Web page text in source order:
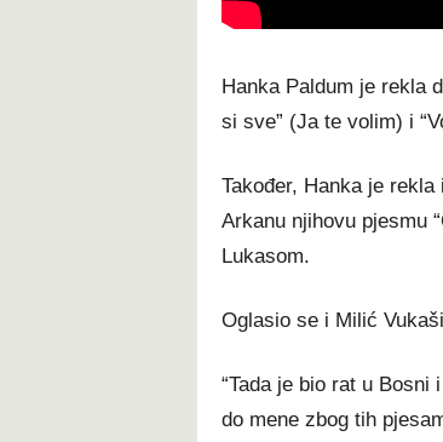
Hanka Paldum je rekla
si sve” (Ja te volim) i
Također, Hanka je
Arkanu njihovu pjesmu
Lukasom.
Oglasio se i Milić
“Tada je bio rat u
do mene zbog tih